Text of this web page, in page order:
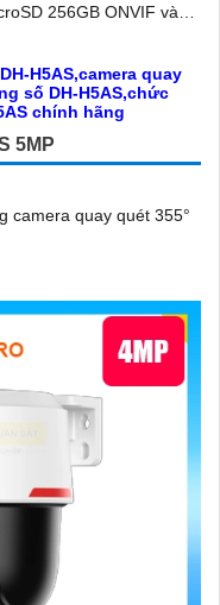
256GB ONVIF và
5MP
camera quay quét 355°